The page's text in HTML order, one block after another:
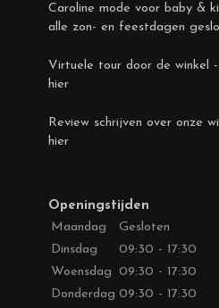
Caroline mode voor baby &
alle zon- en feestdagen
Virtuele tour door de winkel
hier
Review schrijven over onze
hier
Openingstijden
Maandag
Gesloten
Dinsdag
09:30 - 17:30
Woensdag 09:30 - 17:30
Donderdag 09:30 - 17:30